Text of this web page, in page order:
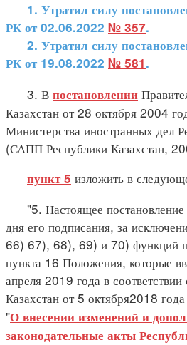
1. Утратил силу
РК от 02.06.2022 № 357.
2. Утратил силу
РК от 19.08.2022 № 581.
3. В постановлении
Казахстан от 28 октября 2004
Министерства иностранных дел
(САПП Республики Казахстан,
пункт 5 изложить в
"5. Настоящее постановление
дня его подписания, за
66) 67), 68), 69) и 70) функций
пункта 16 Положения, которые
апреля 2019 года в
Казахстан от 5 октября2018
"О внесении изменений и
законодательные акты